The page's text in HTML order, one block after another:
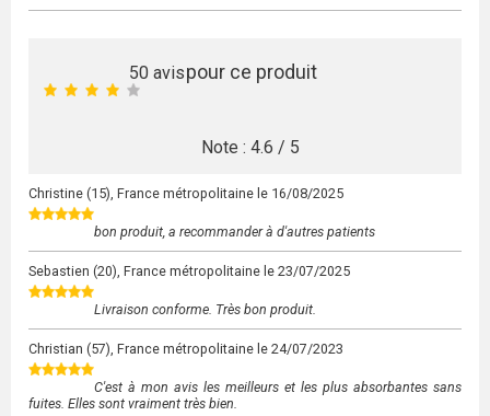
50 avispour ce produit
Note : 4.6 / 5
Christine (15), France métropolitaine le 16/08/2025
bon produit, a recommander à d'autres patients
Sebastien (20), France métropolitaine le 23/07/2025
Livraison conforme. Très bon produit.
Christian (57), France métropolitaine le 24/07/2023
C'est à mon avis les meilleurs et les plus absorbantes sans
fuites. Elles sont vraiment très bien.